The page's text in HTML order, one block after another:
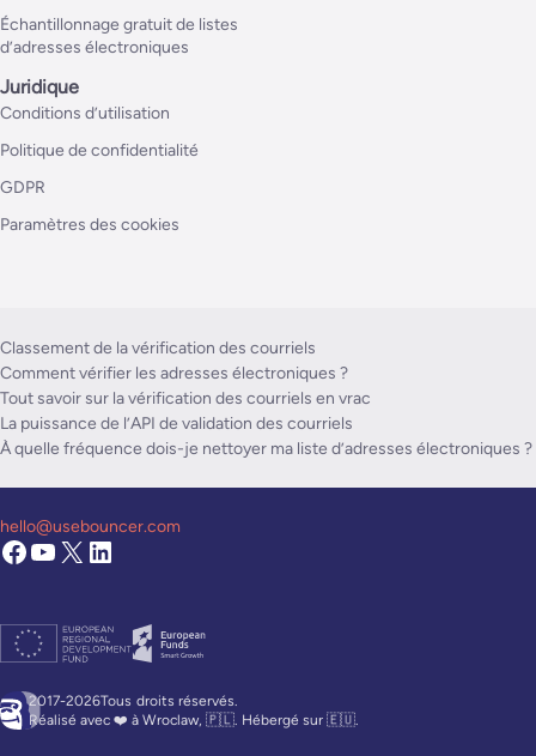
Échantillonnage gratuit de listes
d’adresses électroniques
Juridique
Conditions d’utilisation
Politique de confidentialité
GDPR
Paramètres des cookies
Classement de la vérification des courriels
Comment vérifier les adresses électroniques ?
Tout savoir sur la vérification des courriels en vrac
La puissance de l’API de validation des courriels
À quelle fréquence dois-je nettoyer ma liste d’adresses électroniques ?
2017-2026Tous droits réservés.
Réalisé avec ❤️ à Wroclaw, 🇵🇱. Hébergé sur 🇪🇺.
hello@usebouncer.com